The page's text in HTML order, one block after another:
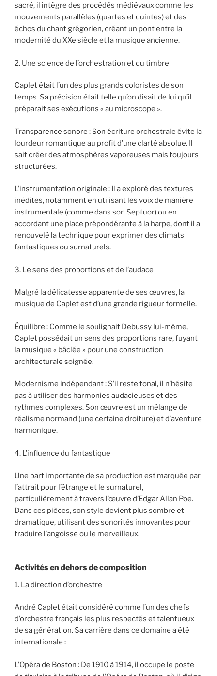
sacré, il intègre des procédés médiévaux comme les
mouvements parallèles (quartes et quintes) et des
échos du chant grégorien, créant un pont entre la
modernité du XXe siècle et la musique ancienne.
2. Une science de l’orchestration et du timbre
Caplet était l’un des plus grands coloristes de son
temps. Sa précision était telle qu’on disait de lui qu’il
préparait ses exécutions « au microscope ».
Transparence sonore : Son écriture orchestrale évite la
lourdeur romantique au profit d’une clarté absolue. Il
sait créer des atmosphères vaporeuses mais toujours
structurées.
L’instrumentation originale : Il a exploré des textures
inédites, notamment en utilisant les voix de manière
instrumentale (comme dans son Septuor) ou en
accordant une place prépondérante à la harpe, dont il a
renouvelé la technique pour exprimer des climats
fantastiques ou surnaturels.
3. Le sens des proportions et de l’audace
Malgré la délicatesse apparente de ses œuvres, la
musique de Caplet est d’une grande rigueur formelle.
Équilibre : Comme le soulignait Debussy lui-même,
Caplet possédait un sens des proportions rare, fuyant
la musique « bâclée » pour une construction
architecturale soignée.
Modernisme indépendant : S’il reste tonal, il n’hésite
pas à utiliser des harmonies audacieuses et des
rythmes complexes. Son œuvre est un mélange de
réalisme normand (une certaine droiture) et d’aventure
harmonique.
4. L’influence du fantastique
Une part importante de sa production est marquée par
l’attrait pour l’étrange et le surnaturel,
particulièrement à travers l’œuvre d’Edgar Allan Poe.
Dans ces pièces, son style devient plus sombre et
dramatique, utilisant des sonorités innovantes pour
traduire l’angoisse ou le merveilleux.
Activités en dehors de composition
1. La direction d’orchestre
André Caplet était considéré comme l’un des chefs
d’orchestre français les plus respectés et talentueux
de sa génération. Sa carrière dans ce domaine a été
internationale :
L’Opéra de Boston : De 1910 à 1914, il occupe le poste